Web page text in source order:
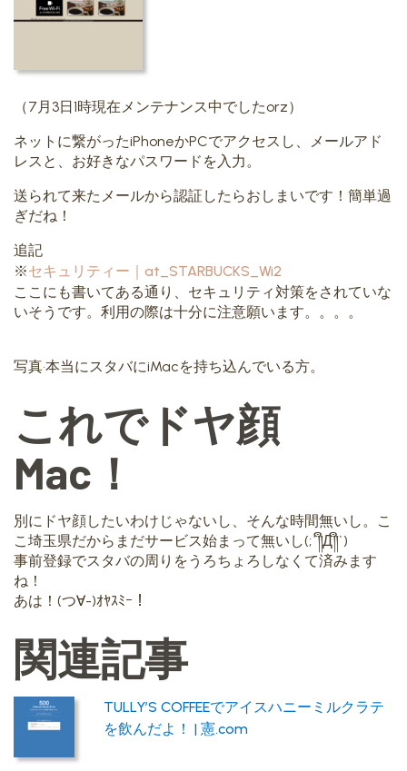
（7月3日1時現在メンテナンス中でしたorz）
ネットに繋がったiPhoneかPCでアクセスし、メールアド
レスと、お好きなパスワードを入力。
送られて来たメールから認証したらおしまいです！簡単過
ぎだね！
追記
※セキュリティー｜at_STARBUCKS_Wi2
ここにも書いてある通り、セキュリティ対策をされていな
いそうです。利用の際は十分に注意願います。。。。
写真•本当にスタバにiMacを持ち込んでいる方。
これでドヤ顔
Mac！
別にドヤ顔したいわけじゃないし、そんな時間無いし。こ
こ埼玉県だからまだサービス始まって無いし(;´༎ຶД༎ຶ`)
事前登録でスタバの周りをうろちょろしなくて済みます
ね！
あは！(つ∀-)ｵﾔｽﾐｰ！
関連記事
TULLY’S COFFEEでアイスハニーミルクラテ
を飲んだよ！ | 憲.com